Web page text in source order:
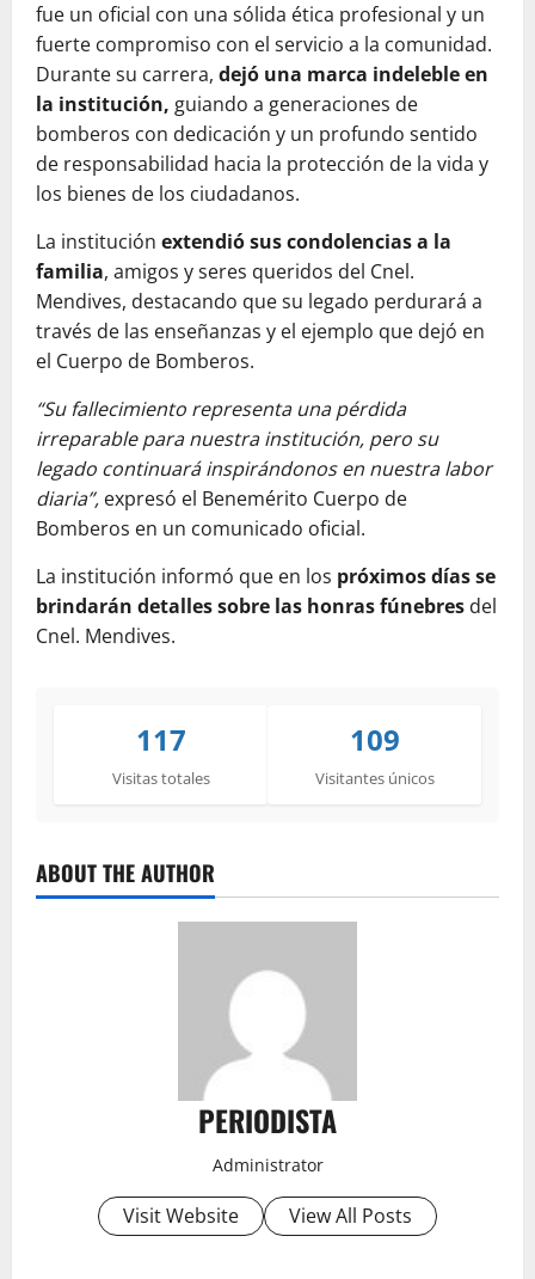
fue un oficial con una sólida ética profesional y un
fuerte compromiso con el servicio a la comunidad.
Durante su carrera, dejó una marca indeleble en
la institución, guiando a generaciones de
bomberos con dedicación y un profundo sentido
de responsabilidad hacia la protección de la vida y
los bienes de los ciudadanos.
La institución extendió sus condolencias a la
familia, amigos y seres queridos del Cnel.
Mendives, destacando que su legado perdurará a
través de las enseñanzas y el ejemplo que dejó en
el Cuerpo de Bomberos.
“Su fallecimiento representa una pérdida
irreparable para nuestra institución, pero su
legado continuará inspirándonos en nuestra labor
diaria”, expresó el Benemérito Cuerpo de
Bomberos en un comunicado oficial.
La institución informó que en los próximos días se
brindarán detalles sobre las honras fúnebres del
Cnel. Mendives.
117
Visitas totales
109
Visitantes únicos
ABOUT THE AUTHOR
PERIODISTA
Administrator
Visit Website View All Posts